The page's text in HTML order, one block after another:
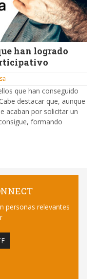
han logrado
que han conseguido
destacar que, aunque
acaban por solicitar un
formando
personas relevantes